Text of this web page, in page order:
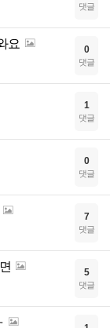
댓글
요 0
댓글
1
댓글
0
댓글
7
댓글
5
댓글